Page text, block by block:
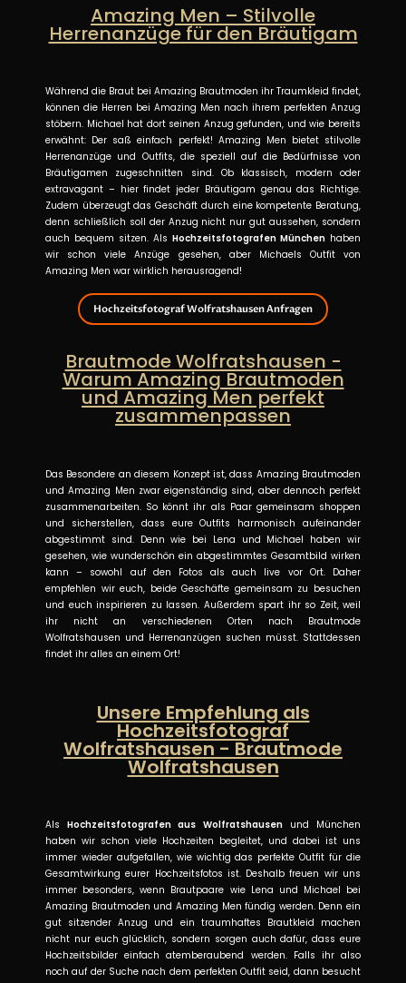
Amazing Men – Stilvolle
Herrenanzüge für den Bräutigam
Während die Braut bei Amazing Brautmoden ihr Traumkleid findet,
können die Herren bei Amazing Men nach ihrem perfekten Anzug
stöbern. Michael hat dort seinen Anzug gefunden, und wie bereits
erwähnt: Der saß einfach perfekt! Amazing Men bietet stilvolle
Herrenanzüge und Outfits, die speziell auf die Bedürfnisse von
Bräutigamen zugeschnitten sind. Ob klassisch, modern oder
extravagant – hier findet jeder Bräutigam genau das Richtige.
Zudem überzeugt das Geschäft durch eine kompetente Beratung,
denn schließlich soll der Anzug nicht nur gut aussehen, sondern
auch bequem sitzen. Als Hochzeitsfotografen München haben
wir schon viele Anzüge gesehen, aber Michaels Outfit von
Amazing Men war wirklich herausragend!
Hochzeitsfotograf Wolfratshausen Anfragen
Brautmode Wolfratshausen -
Warum Amazing Brautmoden
und Amazing Men perfekt
zusammenpassen
Das Besondere an diesem Konzept ist, dass Amazing Brautmoden
und Amazing Men zwar eigenständig sind, aber dennoch perfekt
zusammenarbeiten. So könnt ihr als Paar gemeinsam shoppen
und sicherstellen, dass eure Outfits harmonisch aufeinander
abgestimmt sind. Denn wie bei Lena und Michael haben wir
gesehen, wie wunderschön ein abgestimmtes Gesamtbild wirken
kann – sowohl auf den Fotos als auch live vor Ort. Daher
empfehlen wir euch, beide Geschäfte gemeinsam zu besuchen
und euch inspirieren zu lassen. Außerdem spart ihr so Zeit, weil
ihr nicht an verschiedenen Orten nach Brautmode
Wolfratshausen und Herrenanzügen suchen müsst. Stattdessen
findet ihr alles an einem Ort!
Unsere Empfehlung als
Hochzeitsfotograf
Wolfratshausen - Brautmode
Wolfratshausen
AlsHochzeitsfotografen aus Wolfratshausenund München
haben wir schon viele Hochzeiten begleitet, und dabei ist uns
immer wieder aufgefallen, wie wichtig das perfekte Outfit für die
Gesamtwirkung eurer Hochzeitsfotos ist. Deshalb freuen wir uns
immer besonders, wenn Brautpaare wie Lena und Michael bei
Amazing Brautmoden und Amazing Men fündig werden. Denn ein
gut sitzender Anzug und ein traumhaftes Brautkleid machen
nicht nur euch glücklich, sondern sorgen auch dafür, dass eure
Hochzeitsbilder einfach atemberaubend werden. Falls ihr also
noch auf der Suche nach dem perfekten Outfit seid, dann besucht